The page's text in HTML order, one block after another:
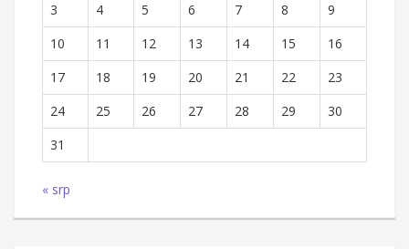
3
4 5 6 7 8
9
10
11 12 13 14 15
16
17
18 19 20 21 22
23
24
25 26 27 28 29
30
31
« srp